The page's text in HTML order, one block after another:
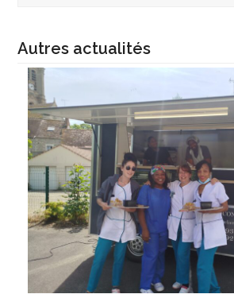
Autres actualités